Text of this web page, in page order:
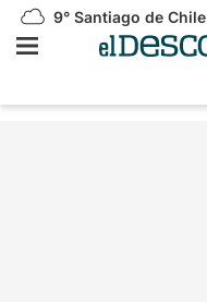
9° Santiago de Chile